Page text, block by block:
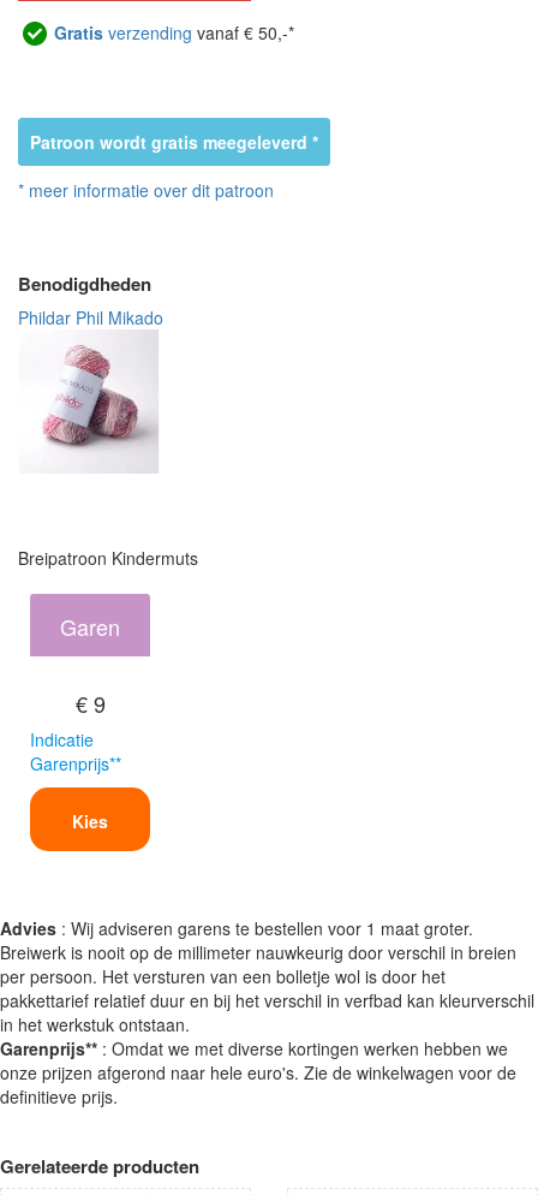
Gratis verzending vanaf € 50,-*
Patroon wordt gratis meegeleverd *
* meer informatie over dit patroon
Benodigdheden
Phildar Phil Mikado
Breipatroon Kindermuts
Garen
€ 9
Indicatie
Garenprijs**
Kies
Advies : Wij adviseren garens te bestellen voor 1 maat groter.
Breiwerk is nooit op de millimeter nauwkeurig door verschil in breien
per persoon. Het versturen van een bolletje wol is door het
pakkettarief relatief duur en bij het verschil in verfbad kan kleurverschil
in het werkstuk ontstaan.
Garenprijs** : Omdat we met diverse kortingen werken hebben we
onze prijzen afgerond naar hele euro's. Zie de winkelwagen voor de
definitieve prijs.
Gerelateerde producten